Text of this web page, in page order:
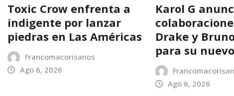
Toxic Crow enfrenta a
indigente por lanzar
piedras en Las Américas
Francomacorisanos
Ago 6, 2026
Karol G
Drake y
para su
Ago 6, 2026